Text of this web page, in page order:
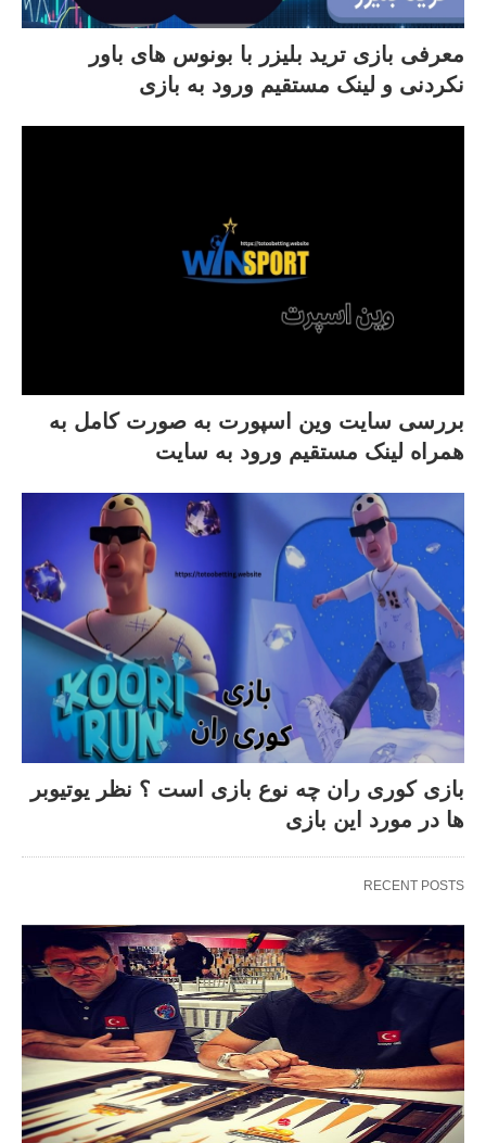
معرفی بازی ترید بلیزر با بونوس های باور
نکردنی و لینک مستقیم ورود به بازی
بررسی سایت وین اسپورت به صورت کامل به
همراه لینک مستقیم ورود به سایت
بازی کوری ران چه نوع بازی است ؟ نظر یوتیوبر
ها در مورد این بازی
RECENT POSTS